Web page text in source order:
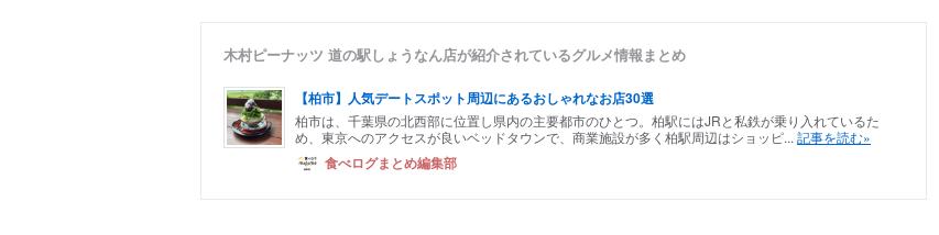
木村ピーナッツ 道の駅しょうなん店が紹介されているグルメ情報まとめ
【柏市】人気デートスポット周辺にあるおしゃれなお店30選
柏市は、千葉県の北西部に位置し県内の主要都市のひとつ。柏駅にはJRと私鉄が乗り入れているた
め、東京へのアクセスが良いベッドタウンで、商業施設が多く柏駅周辺はショッピ... 記事を読む»
食べログまとめ編集部